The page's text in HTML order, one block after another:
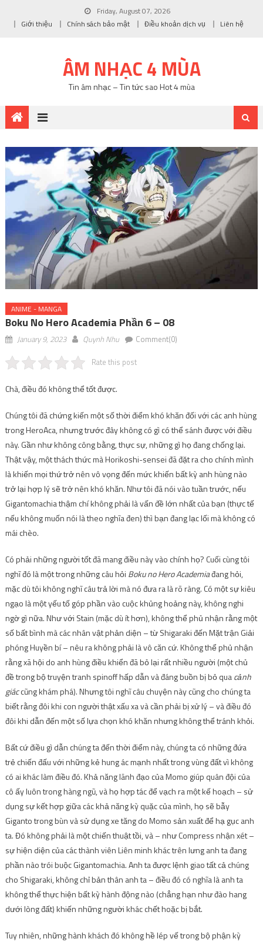
Friday, August 07, 2026
Giới thiệu
Chính sách bảo mật Điều khoản dịch vụ Liên hệ
ÂM NHẠC 4 MÙA
Tin âm nhạc – Tin tức sao Hot 4 mùa
ANIME - MANGA
Boku No Hero Academia Phần 6 – 08
January 9, 2023 Quynh Nhu Comment(0)
Rate this post
Chà, điều đó không thể tốt được.
Chúng tôi đã chứng kiến ​​một số thời điểm khó khăn đối với các anh hùng
trong HeroAca, nhưng trước đây không có gì có thể sánh được với điều
này. Gần như không công bằng, thực sự, những gì họ đang chống lại.
Thật vậy, một thách thức mà Horikoshi-sensei đã đặt ra cho chính mình
là khiến mọi thứ trở nên vô vọng đến mức khiến bất kỳ anh hùng nào
trở lại hợp lý sẽ trở nên khó khăn. Như tôi đã nói vào tuần trước, nếu
Gigantomachia thậm chí không phải là vấn đề lớn nhất của bạn (thực tế
nếu không muốn nói là theo nghĩa đen) thì bạn đang lạc lối mà không có
mái chèo.
Có phải những người tốt đã mang điều này vào chính họ? Cuối cùng tôi
nghĩ đó là một trong những câu hỏi Boku no Hero Academiađang hỏi,
mặc dù tôi không nghĩ câu trả lời mà nó đưa ra là rõ ràng. Có một sự kiêu
ngạo là một yếu tố góp phần vào cuộc khủng hoảng này, không nghi
ngờ gì nữa. Như với Stain (mặc dù ít hơn), không thể phủ nhận rằng một
số bất bình mà các nhân vật phản diện – từ Shigaraki đến Mặt trận Giải
phóng Huyền bí – nêu ra không phải là vô căn cứ. Không thể phủ nhận
rằng xã hội do anh hùng điều khiển đã bỏ lại rất nhiều người (một chủ
đề trong bộ truyện tranh spinoff hấp dẫn và đáng buồn bị bỏ quacảnh
giáccũng khám phá). Nhưng tôi nghĩ câu chuyện này cũng cho chúng ta
biết rằng đôi khi con người thật xấu xa và cần phải bị xử lý – và điều đó
đôi khi dẫn đến một số lựa chọn khó khăn nhưng không thể tránh khỏi.
Bất cứ điều gì dẫn chúng ta đến thời điểm này, chúng ta có những đứa
trẻ chiến đấu với những kẻ hung ác mạnh nhất trong vùng đất vì không
có ai khác làm điều đó. Khả năng lãnh đạo của Momo giúp quân đội của
cô ấy luôn trong hàng ngũ, và họ hợp tác để vạch ra một kế hoạch – sử
dụng sự kết hợp giữa các khả năng kỳ quặc của mình, họ sẽ bẫy
Giganto trong bùn và sử dụng xe tăng do Momo sản xuất để hạ gục anh
ta. Đó không phải là một chiến thuật tồi, và – như Compress nhận xét –
sự hiện diện của các thành viên Liên minh khác trên lưng anh ta đang
phần nào trói buộc Gigantomachia. Anh ta được lệnh giao tất cả chúng
cho Shigaraki, không chỉ bản thân anh ta – điều đó có nghĩa là anh ta
không thể thực hiện bất kỳ hành động nào (chẳng hạn như đào hang
dưới lòng đất) khiến những người khác chết hoặc bị bắt.
Tuy nhiên, những hành khách đó không hề lép vế trong bộ phận kỳ